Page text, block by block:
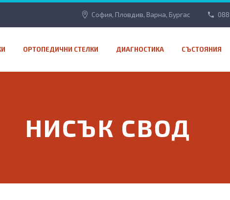
София, Пловдив, Варна, Бургас
ОРТОПЕДИЧНИ СТЕЛКИ ДИАГНОСТИКА СЪСТОЯНИЯ
НИСЪК СВОД